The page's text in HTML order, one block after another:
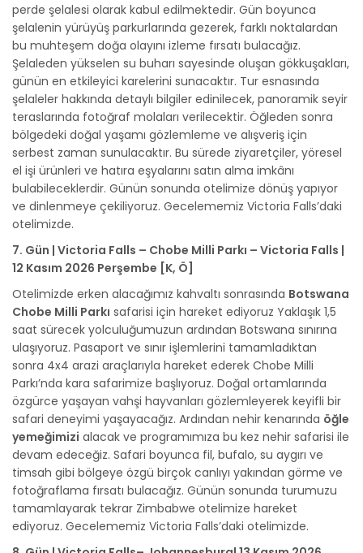
perde şelalesi olarak kabul edilmektedir. Gün boyunca
şelalenin yürüyüş parkurlarında gezerek, farklı noktalardan
bu muhteşem doğa olayını izleme fırsatı bulacağız.
Şelaleden yükselen su buharı sayesinde oluşan gökkuşakları,
günün en etkileyici karelerini sunacaktır. Tur esnasında
şelaleler hakkında detaylı bilgiler edinilecek, panoramik seyir
teraslarında fotoğraf molaları verilecektir. Öğleden sonra
bölgedeki doğal yaşamı gözlemleme ve alışveriş için
serbest zaman sunulacaktır. Bu sürede ziyaretçiler, yöresel
el işi ürünleri ve hatıra eşyalarını satın alma imkânı
bulabileceklerdir. Günün sonunda otelimize dönüş yapıyor
ve dinlenmeye çekiliyoruz. Gecelememiz Victoria Falls’daki
otelimizde.
7. Gün | Victoria Falls – Chobe Milli Parkı – Victoria Falls |
12 Kasım 2026 Perşembe [K, Ö]
Otelimizde erken alacağımız kahvaltı sonrasında Botswana
Chobe Milli Parkı safarisi için hareket ediyoruz Yaklaşık 1,5
saat sürecek yolculuğumuzun ardından Botswana sınırına
ulaşıyoruz. Pasaport ve sınır işlemlerini tamamladıktan
sonra 4x4 arazi araçlarıyla hareket ederek Chobe Milli
Parkı’nda kara safarimize başlıyoruz. Doğal ortamlarında
özgürce yaşayan vahşi hayvanları gözlemleyerek keyifli bir
safari deneyimi yaşayacağız. Ardından nehir kenarında öğle
yemeğimizi alacak ve programımıza bu kez nehir safarisi ile
devam edeceğiz. Safari boyunca fil, bufalo, su aygırı ve
timsah gibi bölgeye özgü birçok canlıyı yakından görme ve
fotoğraflama fırsatı bulacağız. Günün sonunda turumuzu
tamamlayarak tekrar Zimbabwe otelimize hareket
ediyoruz. Gecelememiz Victoria Falls’daki otelimizde.